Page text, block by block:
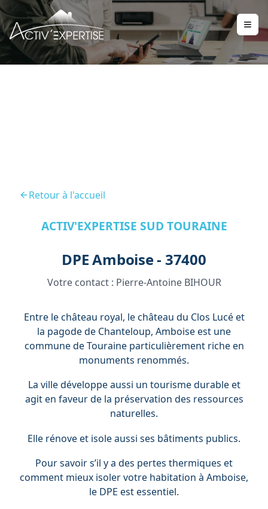
Retour à l'accueil
ACTIV'EXPERTISE SUD TOURAINE
DPE Amboise - 37400
Votre contact : Pierre-Antoine BIHOUR
Entre le château royal, le château du Clos Lucé et
la pagode de Chanteloup, Amboise est une
commune de Touraine particulièrement riche en
monuments renommés.
La ville développe aussi un tourisme durable et
agit en faveur de la préservation des ressources
naturelles.
Elle rénove et isole aussi ses bâtiments publics.
Pour savoir s’il y a des pertes thermiques et
comment mieux isoler votre habitation à Amboise,
le DPE est essentiel.